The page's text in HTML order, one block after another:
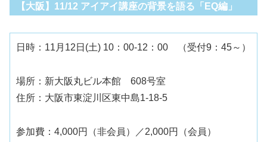
【大阪】11/12 アイアイ講座の背景を語る「EQ編」
日時：11月12日(土) 10：00-12：00 （受付9：45～）
場所：新大阪丸ビル本館 608号室
住所：大阪市東淀川区東中島1-18-5
参加費：4,000円（非会員）／2,000円（会員）